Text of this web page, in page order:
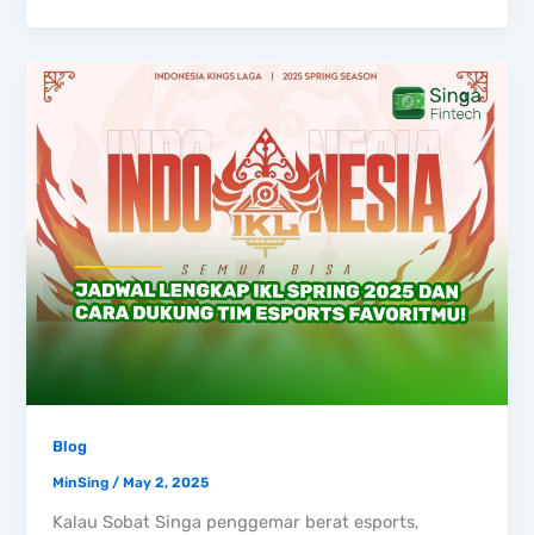
Blog
MinSing/May 2, 2025
Kalau Sobat Singa penggemar berat esports,